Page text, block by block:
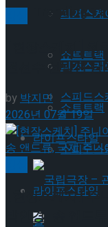
피겨스케
쇼트트랙
스피드스
라이프스타일
Trending
피겨스케
쇼트트랙
스피드스
라이프스타일
[현장스케치] 최
견선수 선발전
by박지민
2026년 07월 19일
[현장스케치] 주
박인경-송 앤드